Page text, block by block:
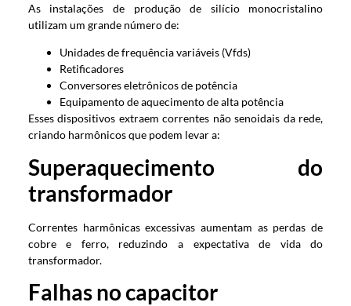
As instalações de produção de silício monocristalino
utilizam um grande número de:
Unidades de frequência variáveis (Vfds)
Retificadores
Conversores eletrônicos de potência
Equipamento de aquecimento de alta potência
Esses dispositivos extraem correntes não senoidais da rede,
criando harmônicos que podem levar a:
Superaquecimento do
transformador
Correntes harmônicas excessivas aumentam as perdas de
cobre e ferro, reduzindo a expectativa de vida do
transformador.
Falhas no capacitor